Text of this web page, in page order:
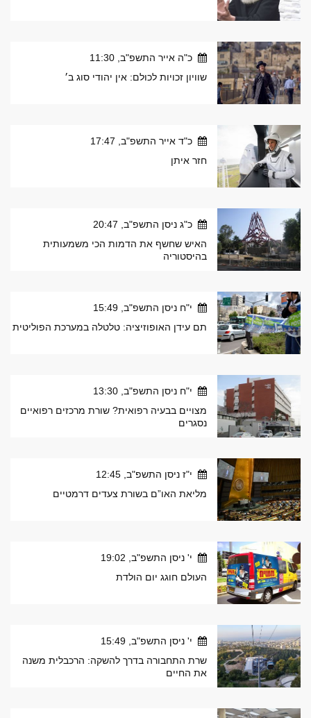
כ"ה אייר התשפ"ב, 11:30
שוויון זכויות לכולם: אין יהודי סוג ב׳
כ"ד אייר התשפ"ב, 17:47
חזר איתן
כ"ג ניסן התשפ"ב, 20:47
האיש שחשף את הדמות הכי משמעותית
בהיסטוריה
י"ח ניסן התשפ"ב, 15:49
תם עידן האופוזיציה: טלטלה במערכת הפוליטית
י"ח ניסן התשפ"ב, 13:30
מצויים בבעיה רפואית? שורת מרכזים רפואיים
נסגרים
י"ז ניסן התשפ"ב, 12:45
מליאת האו”ם בשורת צעדים דרמטיים
י' ניסן התשפ"ב, 19:02
העולם חוגג יום הולדת
י' ניסן התשפ"ב, 15:49
שרת התחבורה בדרך להשקה: הרכבלית משנה
את החיים